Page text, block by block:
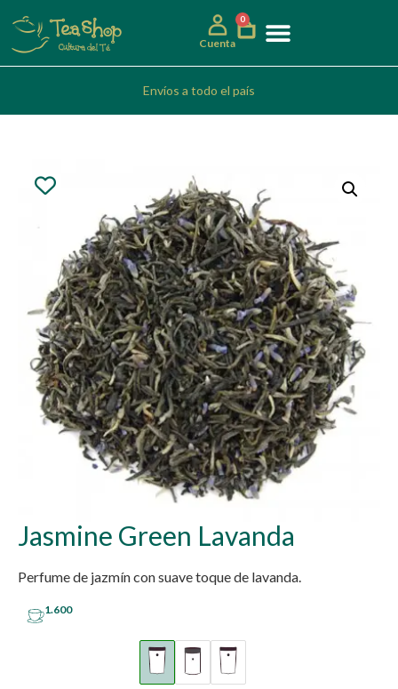
Cuenta
0
Envíos a todo el país
Jasmine Green Lavanda
Perfume de jazmín con suave toque de lavanda.
1.600